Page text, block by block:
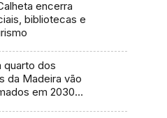
encerra
bibliotecas e
quarto dos
da Madeira vão
em 2030